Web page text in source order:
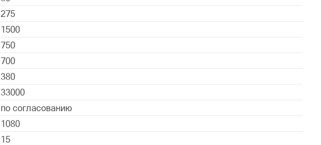
275
1500
750
700
380
33000
по согласованию
1080
15